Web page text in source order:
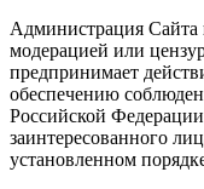
Администрация Сайта
модерацией или
предпринимает
обеспечению
Российской
заинтересованного
установленном